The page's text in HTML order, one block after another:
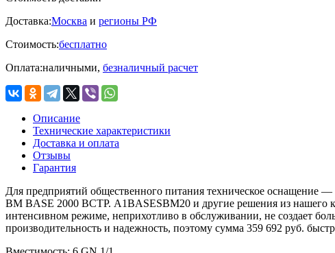
Доставка:Москва и регионы РФ
Стоимость:бесплатно
Оплата:наличными, безналичный расчет
Описание
Технические характеристики
Доставка и оплата
Отзывы
Гарантия
Для предприятий общественного питания техническое оснащение —
BM BASE 2000 ВСТР. A1BASESBM20 и другие решения из нашего
интенсивном режиме, неприхотливо в обслуживании, не создает
производительность и надежность, поэтому сумма 359 692 руб.